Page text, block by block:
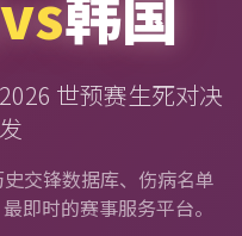
世预赛生死对决
交锋数据库、伤病名单
即时的赛事服务平台。